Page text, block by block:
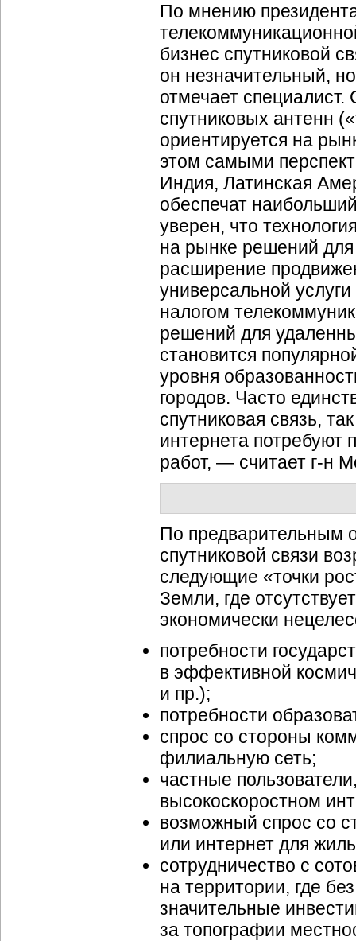
По мнению
бизнес спутниковой
он незначительный,
отмечает
спутниковых антенн
ориентируется на
этом самыми
Индия, Латинская
обеспечат
уверен, что
на рынке решений
расширение
универсальной
налогом
решений для
становится
уровня
городов. Часто
спутниковая связь,
интернета потребуют
работ, — считает г-н
По предварительным
спутниковой связи
следующие «точки
Земли, где
экономически
потребности
в эффективной
и пр.);
потребности
спрос со стороны
филиальную сеть;
частные
высокоскоростном
возможный спрос со
или интернет для
сотрудничество с
на территории, где
значительные
за топографии